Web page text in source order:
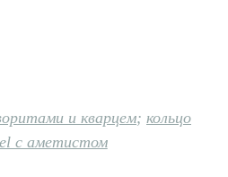
и кварцем; кольцо
с аметистом